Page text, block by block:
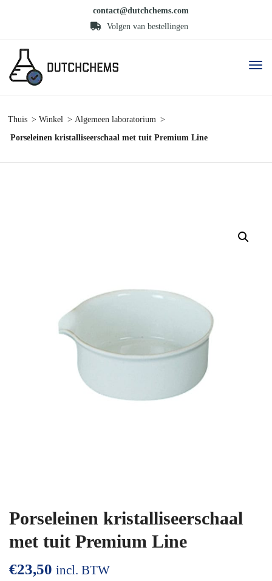
contact@dutchchems.com
Volgen van bestellingen
Thuis Winkel
Algemeen laboratorium
Porseleinen kristalliseerschaal met tuit Premium Line
Porseleinen kristalliseerschaal
met tuit Premium Line
€23,50 incl. BTW